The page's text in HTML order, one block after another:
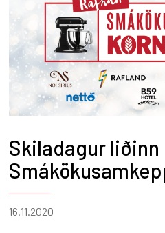
Skiladagur liðinn
16.11.2020